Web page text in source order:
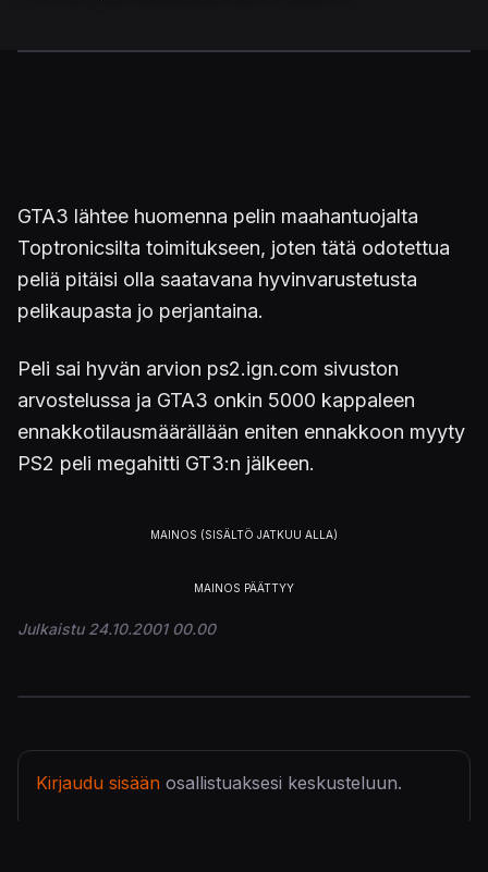
GTA3 lähtee huomenna pelin maahantuojalta
Toptronicsilta toimitukseen, joten tätä odotettua
peliä pitäisi olla saatavana hyvinvarustetusta
pelikaupasta jo perjantaina.
Peli sai hyvän arvion ps2.ign.com sivuston
arvostelussa ja GTA3 onkin 5000 kappaleen
ennakkotilausmäärällään eniten ennakkoon myyty
PS2 peli megahitti GT3:n jälkeen.
Julkaistu 24.10.2001 00.00
Kirjaudu sisään osallistuaksesi keskusteluun.